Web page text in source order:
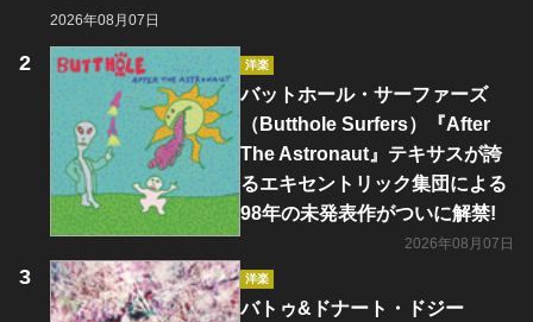
2026年08月07日
洋楽
バットホール・サーファーズ
（Butthole Surfers）『After
The Astronaut』テキサスが誇
るエキセントリック集団による
98年の未発表作がついに解禁!
2026年08月07日
洋楽
バトゥ&ドナート・ドジー